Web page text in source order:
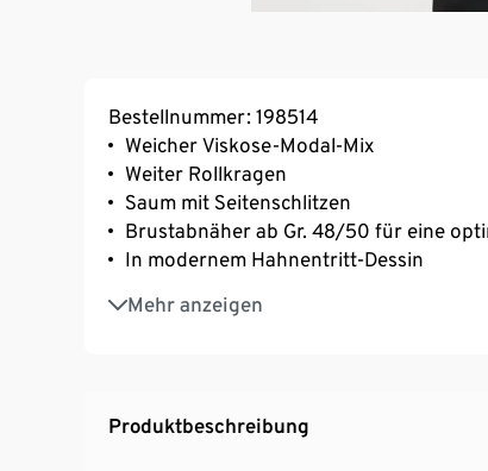
Bestellnummer: 198514
Weicher Viskose-Modal-Mix
Weiter Rollkragen
Saum mit Seitenschlitzen
Brustabnäher ab Gr. 48/50 für eine
In modernem Hahnentritt-Dessin
Mehr anzeigen
Mit Elasthan: formbeständig, perfekter
Produktbeschreibung